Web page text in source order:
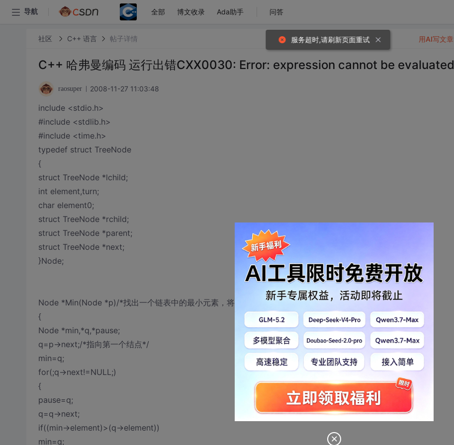
导航 全部 博文收录 Ada助手 问答
社区 C++ 语言 帖子详情
C++ 哈弗曼编码 运行出错CXX0030: Error: expression cannot be evaluated
raosuper 2008-11-27 11:03:48
include <stdio.h>
#include <stdlib.h>
#include <time.h>
typedef struct TreeNode
{
struct TreeNode *lchild;
int element,turn;
char element0;
struct TreeNode *rchild;
struct TreeNode *parent;
struct TreeNode *next;
}Node;
Node *Min(Node *p)/*找出一个链表中的最小元素，将其删除并返回其指针*/
{
Node *min,*q,*pause;
q=p->next;/*指向第一个结点*/
min=q;
for(;q->next!=NULL;)
{
pause=q;
q=q->next;
if((min->element)>(q->element))
min=q;
用AI写文章